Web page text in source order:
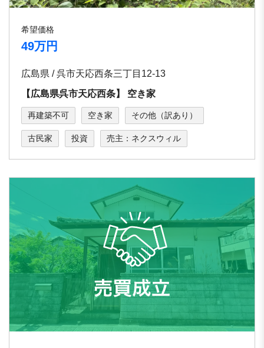
希望価格
49万円
広島県 / 呉市天応西条三丁目12-13
【広島県呉市天応⻄条】 空き家
再建築不可 空き家 その他（訳あり）
古民家 投資 売主：ネクスウィル